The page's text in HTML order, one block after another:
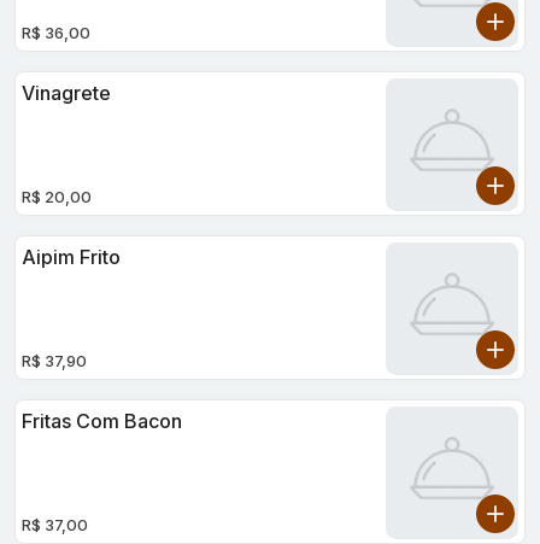
R$ 36,00
Vinagrete
R$ 20,00
Aipim Frito
R$ 37,90
Fritas Com Bacon
R$ 37,00